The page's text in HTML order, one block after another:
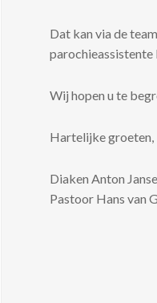
Dat kan via de
parochieassistente
Wij hopen u te
Hartelijke groeten,
Diaken Anton
Pastoor Hans van